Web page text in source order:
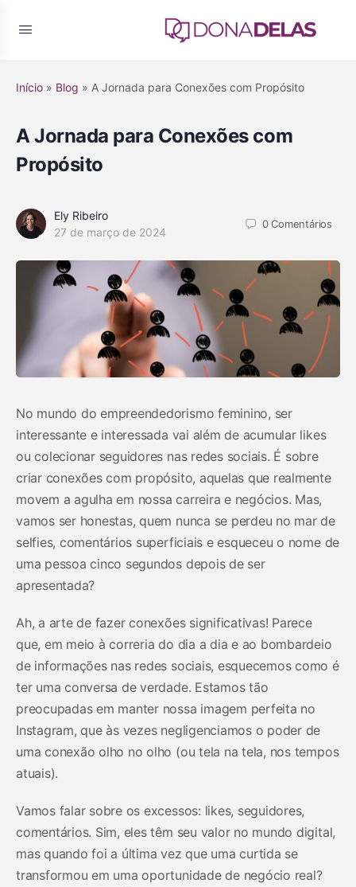
Início » Blog » A Jornada para Conexões com Propósito
A Jornada para Conexões com
Propósito
Ely Ribeiro
27 de março de 2024
0Comentários
No mundo do empreendedorismo feminino, ser
interessante e interessada vai além de acumular likes
ou colecionar seguidores nas redes sociais. É sobre
criar conexões com propósito, aquelas que realmente
movem a agulha em nossa carreira e negócios. Mas,
vamos ser honestas, quem nunca se perdeu no mar de
selfies, comentários superficiais e esqueceu o nome de
uma pessoa cinco segundos depois de ser
apresentada?
Ah, a arte de fazer conexões significativas! Parece
que, em meio à correria do dia a dia e ao bombardeio
de informações nas redes sociais, esquecemos como é
ter uma conversa de verdade. Estamos tão
preocupadas em manter nossa imagem perfeita no
Instagram, que às vezes negligenciamos o poder de
uma conexão olho no olho (ou tela na tela, nos tempos
atuais).
Vamos falar sobre os excessos: likes, seguidores,
comentários. Sim, eles têm seu valor no mundo digital,
mas quando foi a última vez que uma curtida se
transformou em uma oportunidade de negócio real?